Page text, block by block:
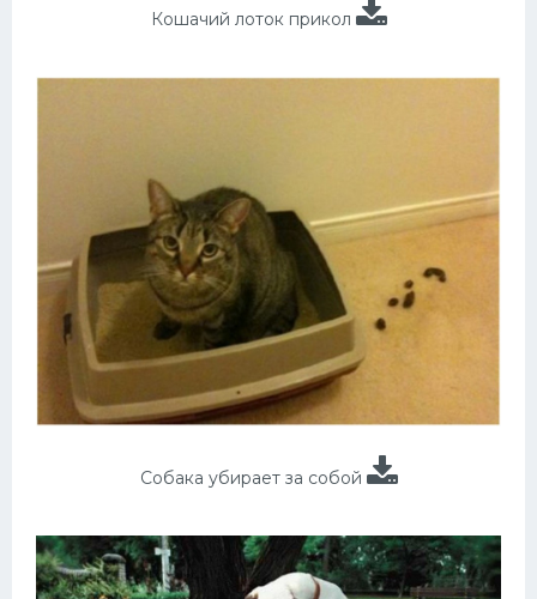
Кошачий лоток прикол
Собака убирает за собой